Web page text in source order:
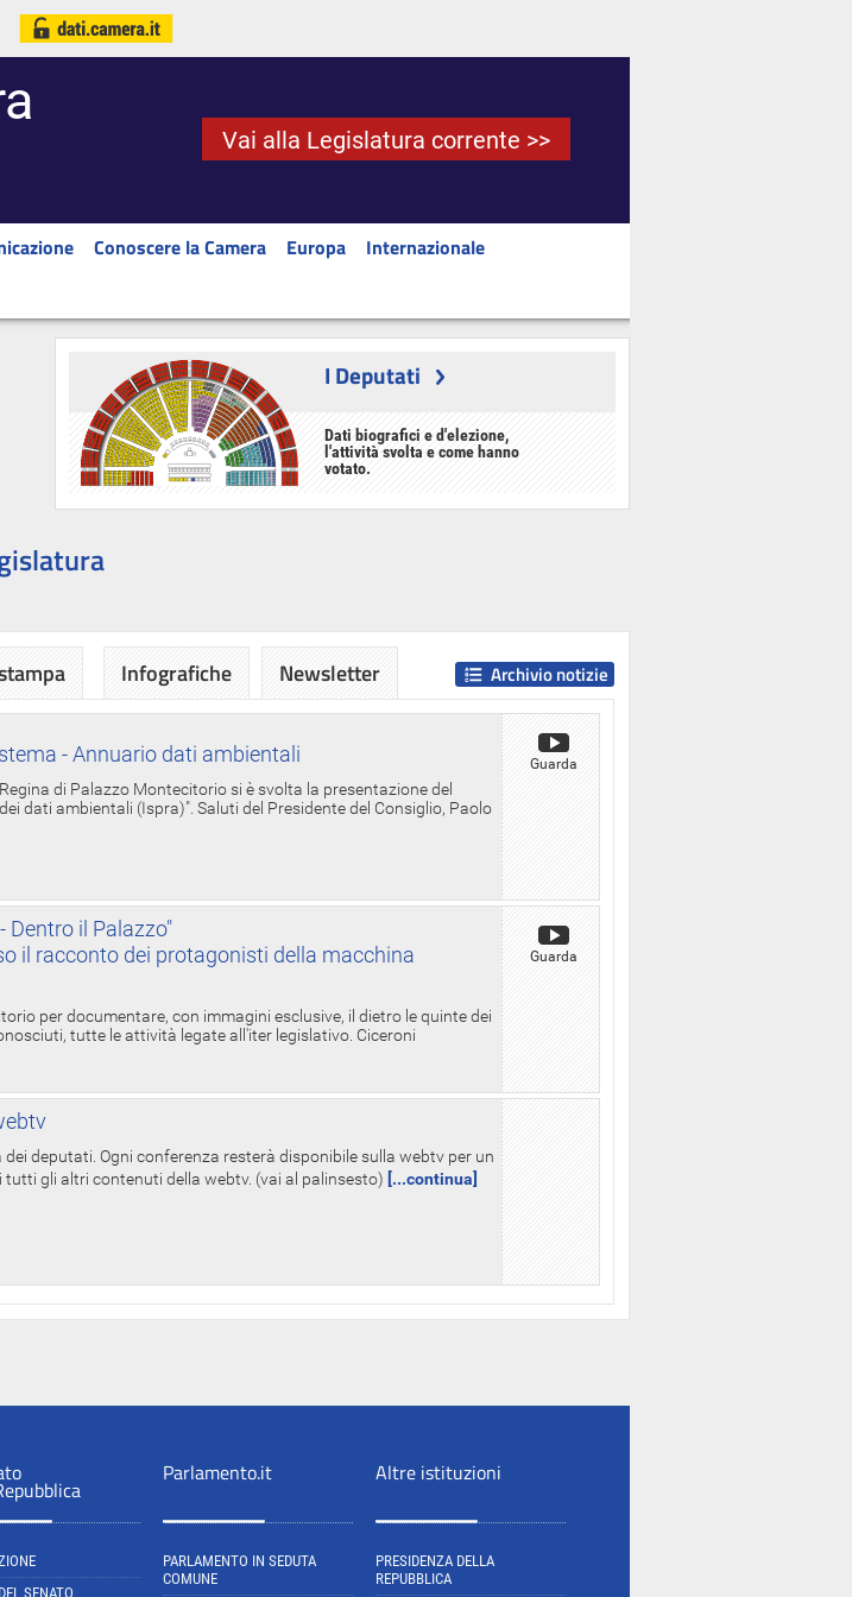
Vai alla Legislatura corrente >>
Conoscere la Camera Europa
Internazionale
I Deputati
Dati biografici e d'elezione,
l'attività svolta e come hanno
votato.
- Annuario dati ambientali
di Palazzo Montecitorio si è svolta la presentazione del
dati ambientali (Ispra)". Saluti del Presidente del Consiglio, Paolo
Guarda
Dentro il Palazzo"
il racconto dei protagonisti della macchina
per documentare, con immagini esclusive, il dietro le quinte dei
tutte le attività legate all'iter legislativo. Ciceroni
Guarda
deputati. Ogni conferenza resterà disponibile sulla webtv per un
gli altri contenuti della webtv. (vai al palinsesto) [...continua]
Archivio notizie
Infografiche Newsletter
SENATO
Parlamento.it
PARLAMENTO IN SEDUTA
COMUNE
Altre istituzioni
PRESIDENZA DELLA
REPUBBLICA